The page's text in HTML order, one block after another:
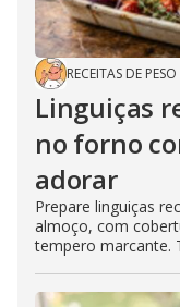
RECEITAS DE PESO
Linguiças
no forno
adorar
Prepare linguiças
almoço, com
tempero marcante.